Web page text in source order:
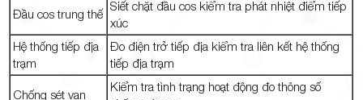
Đầu cos trung thế
Siết chặt đầu cos kiểm tra phát nhiệt điểm tiếp
xúc
Hệ thống tiếp địa
trạm
Đo điện trở tiếp địa kiểm tra liên kết hệ thống
tiếp địa trạm
Chống sét van
Kiểm tra tình trạng hoạt động đo thông số